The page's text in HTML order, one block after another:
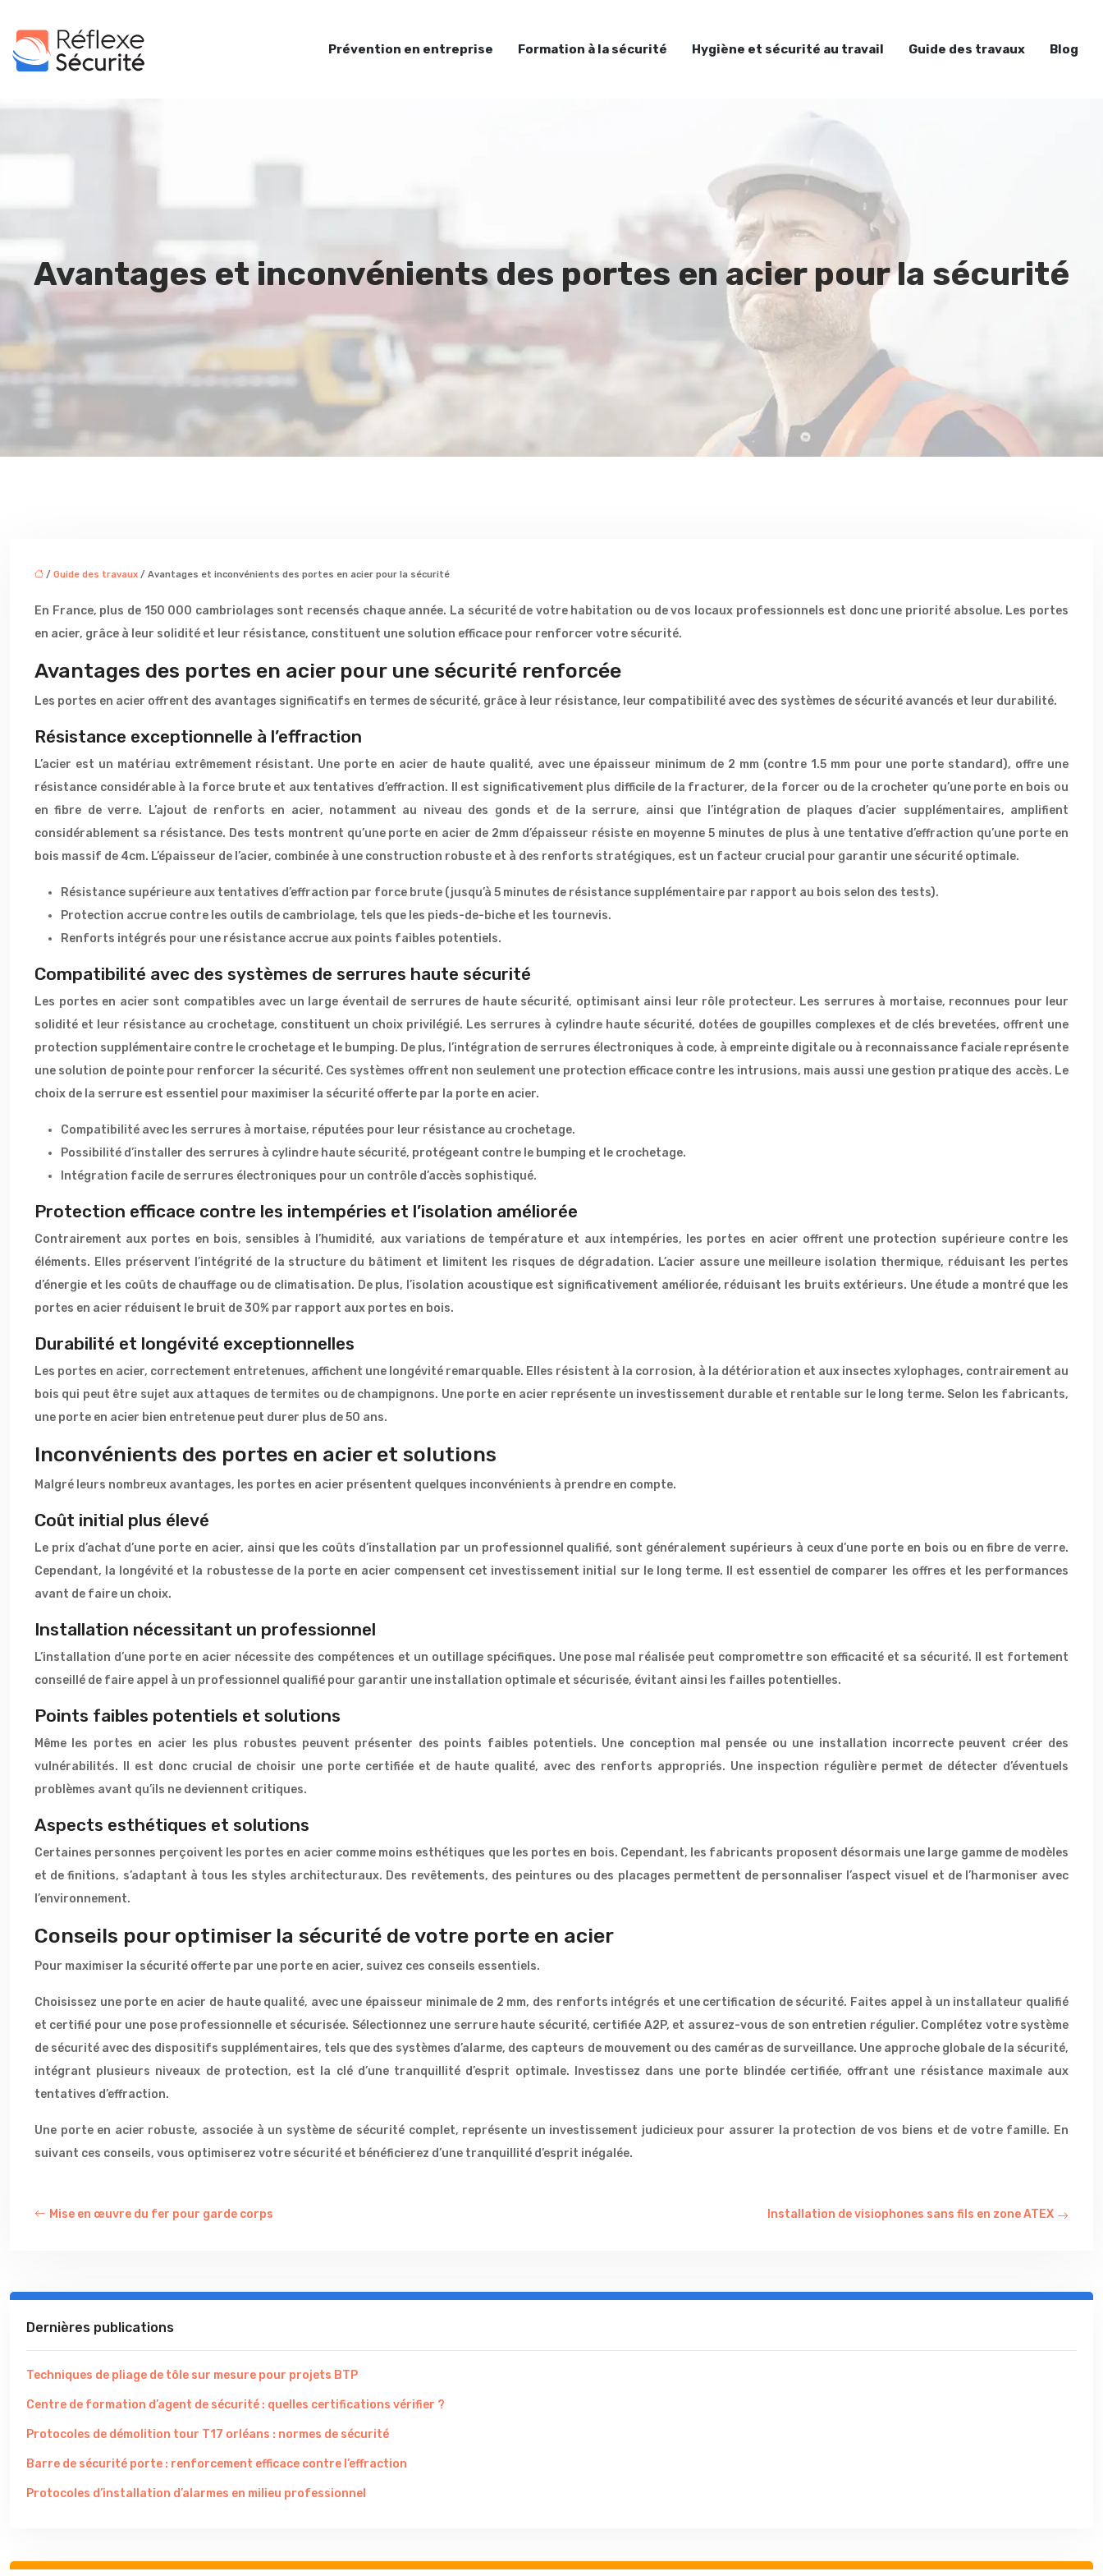
Prévention en entreprise Formation à la sécurité Hygiène et sécurité au travail Guide des travaux Blog
Avantages et inconvénients des portes en acier pour la sécurité
/ Guide des travaux / Avantages et inconvénients des portes en acier pour la sécurité
En France, plus de 150 000 cambriolages sont recensés chaque année. La sécurité de votre habitation ou de vos locaux professionnels est donc une priorité absolue. Les portes
en acier, grâce à leur solidité et leur résistance, constituent une solution efficace pour renforcer votre sécurité.
Avantages des portes en acier pour une sécurité renforcée
Les portes en acier offrent des avantages significatifs en termes de sécurité, grâce à leur résistance, leur compatibilité avec des systèmes de sécurité avancés et leur durabilité.
Résistance exceptionnelle à l’effraction
L’acier est un matériau extrêmement résistant. Une porte en acier de haute qualité, avec une épaisseur minimum de 2 mm (contre 1.5 mm pour une porte standard), offre une
résistance considérable à la force brute et aux tentatives d’effraction. Il est significativement plus difficile de la fracturer, de la forcer ou de la crocheter qu’une porte en bois ou
en fibre de verre. L’ajout de renforts en acier, notamment au niveau des gonds et de la serrure, ainsi que l’intégration de plaques d’acier supplémentaires, amplifient
considérablement sa résistance. Des tests montrent qu’une porte en acier de 2mm d’épaisseur résiste en moyenne 5 minutes de plus à une tentative d’effraction qu’une porte en
bois massif de 4cm. L’épaisseur de l’acier, combinée à une construction robuste et à des renforts stratégiques, est un facteur crucial pour garantir une sécurité optimale.
Résistance supérieure aux tentatives d’effraction par force brute (jusqu’à 5 minutes de résistance supplémentaire par rapport au bois selon des tests).
Protection accrue contre les outils de cambriolage, tels que les pieds-de-biche et les tournevis.
Renforts intégrés pour une résistance accrue aux points faibles potentiels.
Compatibilité avec des systèmes de serrures haute sécurité
Les portes en acier sont compatibles avec un large éventail de serrures de haute sécurité, optimisant ainsi leur rôle protecteur. Les serrures à mortaise, reconnues pour leur
solidité et leur résistance au crochetage, constituent un choix privilégié. Les serrures à cylindre haute sécurité, dotées de goupilles complexes et de clés brevetées, offrent une
protection supplémentaire contre le crochetage et le bumping. De plus, l’intégration de serrures électroniques à code, à empreinte digitale ou à reconnaissance faciale représente
une solution de pointe pour renforcer la sécurité. Ces systèmes offrent non seulement une protection efficace contre les intrusions, mais aussi une gestion pratique des accès. Le
choix de la serrure est essentiel pour maximiser la sécurité offerte par la porte en acier.
Compatibilité avec les serrures à mortaise, réputées pour leur résistance au crochetage.
Possibilité d’installer des serrures à cylindre haute sécurité, protégeant contre le bumping et le crochetage.
Intégration facile de serrures électroniques pour un contrôle d’accès sophistiqué.
Protection efficace contre les intempéries et l’isolation améliorée
Contrairement aux portes en bois, sensibles à l’humidité, aux variations de température et aux intempéries, les portes en acier offrent une protection supérieure contre les
éléments. Elles préservent l’intégrité de la structure du bâtiment et limitent les risques de dégradation. L’acier assure une meilleure isolation thermique, réduisant les pertes
d’énergie et les coûts de chauffage ou de climatisation. De plus, l’isolation acoustique est significativement améliorée, réduisant les bruits extérieurs. Une étude a montré que les
portes en acier réduisent le bruit de 30% par rapport aux portes en bois.
Durabilité et longévité exceptionnelles
Les portes en acier, correctement entretenues, affichent une longévité remarquable. Elles résistent à la corrosion, à la détérioration et aux insectes xylophages, contrairement au
bois qui peut être sujet aux attaques de termites ou de champignons. Une porte en acier représente un investissement durable et rentable sur le long terme. Selon les fabricants,
une porte en acier bien entretenue peut durer plus de 50 ans.
Inconvénients des portes en acier et solutions
Malgré leurs nombreux avantages, les portes en acier présentent quelques inconvénients à prendre en compte.
Coût initial plus élevé
Le prix d’achat d’une porte en acier, ainsi que les coûts d’installation par un professionnel qualifié, sont généralement supérieurs à ceux d’une porte en bois ou en fibre de verre.
Cependant, la longévité et la robustesse de la porte en acier compensent cet investissement initial sur le long terme. Il est essentiel de comparer les offres et les performances
avant de faire un choix.
Installation nécessitant un professionnel
L’installation d’une porte en acier nécessite des compétences et un outillage spécifiques. Une pose mal réalisée peut compromettre son efficacité et sa sécurité. Il est fortement
conseillé de faire appel à un professionnel qualifié pour garantir une installation optimale et sécurisée, évitant ainsi les failles potentielles.
Points faibles potentiels et solutions
Même les portes en acier les plus robustes peuvent présenter des points faibles potentiels. Une conception mal pensée ou une installation incorrecte peuvent créer des
vulnérabilités. Il est donc crucial de choisir une porte certifiée et de haute qualité, avec des renforts appropriés. Une inspection régulière permet de détecter d’éventuels
problèmes avant qu’ils ne deviennent critiques.
Aspects esthétiques et solutions
Certaines personnes perçoivent les portes en acier comme moins esthétiques que les portes en bois. Cependant, les fabricants proposent désormais une large gamme de modèles
et de finitions, s’adaptant à tous les styles architecturaux. Des revêtements, des peintures ou des placages permettent de personnaliser l’aspect visuel et de l’harmoniser avec
l’environnement.
Conseils pour optimiser la sécurité de votre porte en acier
Pour maximiser la sécurité offerte par une porte en acier, suivez ces conseils essentiels.
Choisissez une porte en acier de haute qualité, avec une épaisseur minimale de 2 mm, des renforts intégrés et une certification de sécurité. Faites appel à un installateur qualifié
et certifié pour une pose professionnelle et sécurisée. Sélectionnez une serrure haute sécurité, certifiée A2P, et assurez-vous de son entretien régulier. Complétez votre système
de sécurité avec des dispositifs supplémentaires, tels que des systèmes d’alarme, des capteurs de mouvement ou des caméras de surveillance. Une approche globale de la sécurité,
intégrant plusieurs niveaux de protection, est la clé d’une tranquillité d’esprit optimale. Investissez dans une porte blindée certifiée, offrant une résistance maximale aux
tentatives d’effraction.
Une porte en acier robuste, associée à un système de sécurité complet, représente un investissement judicieux pour assurer la protection de vos biens et de votre famille. En
suivant ces conseils, vous optimiserez votre sécurité et bénéficierez d’une tranquillité d’esprit inégalée.
Mise en œuvre du fer pour garde corps Installation de visiophones sans fils en zone ATEX
Dernières publications
Techniques de pliage de tôle sur mesure pour projets BTP
Centre de formation d’agent de sécurité : quelles certifications vérifier ?
Protocoles de démolition tour T17 orléans : normes de sécurité
Barre de sécurité porte : renforcement efficace contre l’effraction
Protocoles d’installation d’alarmes en milieu professionnel